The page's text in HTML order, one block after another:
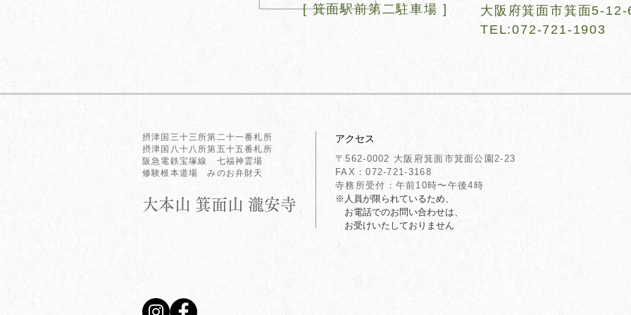
[ 箕面駅前第二駐車場​ ]
TEL:072-721-1903
大阪府箕面市箕面5-
摂津国三十三所第二十一番札所
摂津国八十八所第五十五番札所
阪急電鉄宝塚線 七福神霊場
修験根本道場 みのお弁財天
​大本山 箕面山 瀧安寺
​アクセス
〒562-0002 大阪府箕面市箕面公園2-23
FAX：072-721-3168
寺務所受付：​午前10時〜午後4時
※人員が限られているため、
お電話でのお問い合わせは、
お受けいたしておりません